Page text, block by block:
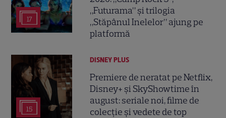
17
„Futurama” și trilogia
„Stăpânul Inelelor” ajung pe
platformă
15
DISNEY PLUS
Premiere de neratat pe Netflix,
Disney+ și SkyShowtime în
august: seriale noi, filme de
colecție și vedete de top